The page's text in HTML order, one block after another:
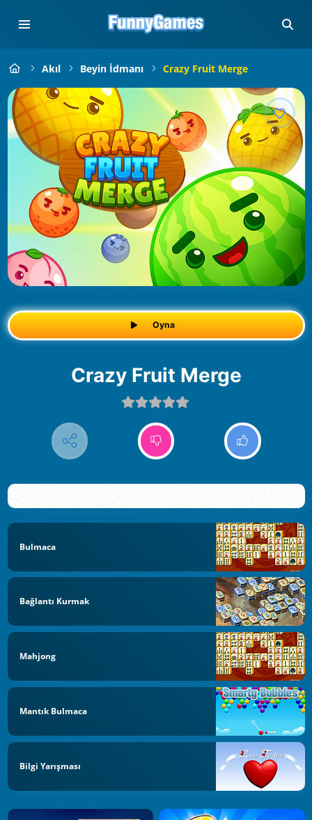
Akıl Beyin İdmanı Crazy Fruit Merge
Oyna
Crazy Fruit Merge
Bulmaca
Bağlantı Kurmak
Mahjong
Mantık Bulmaca
Bilgi Yarışması